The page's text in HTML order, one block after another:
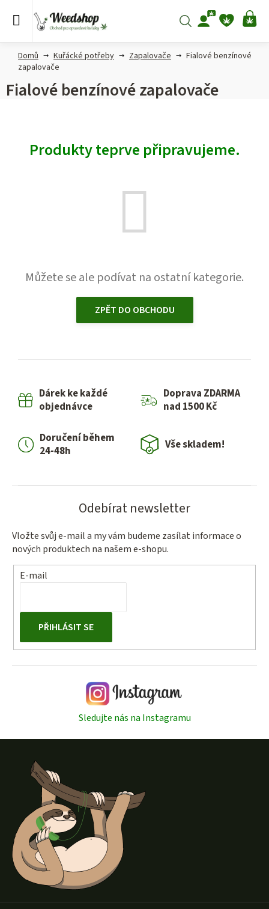
Hledat
Domů Kuřácké potřeby Zapalovače
Fialové benzínové
zapalovače
Fialové benzínové zapalovače
Produkty teprve připravujeme.
Můžete se ale podívat na ostatní kategorie.
ZPĚT DO OBCHODU
Dárek ke každé
objednávce
Doprava ZDARMA
nad 1500 Kč
Doručení během
24-48h
Vše skladem!
Odebírat newsletter
Vložte svůj e-mail a my vám budeme zasílat informace o
nových produktech na našem e-shopu.
E-mail
PŘIHLÁSIT SE
Sledujte nás na Instagramu